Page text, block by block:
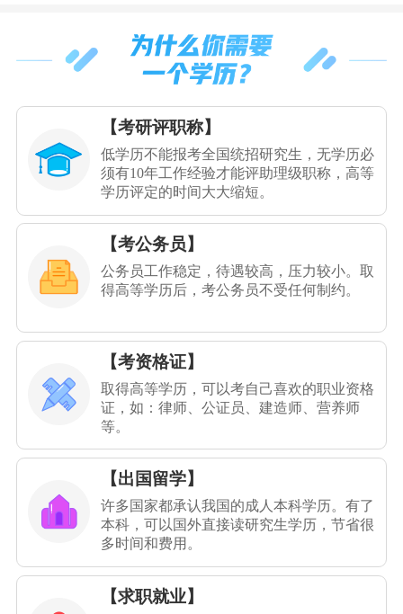
【考研评职称】
低学历不能报考全国统招研究生，无学历必
须有10年工作经验才能评助理级职称，高等
学历评定的时间大大缩短。
【考公务员】
公务员工作稳定，待遇较高，压力较小。取
得高等学历后，考公务员不受任何制约。
【考资格证】
取得高等学历，可以考自己喜欢的职业资格
证，如：律师、公证员、建造师、营养师
等。
【出国留学】
许多国家都承认我国的成人本科学历。有了
本科，可以国外直接读研究生学历，节省很
多时间和费用。
【求职就业】